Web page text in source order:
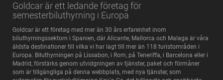
Goldcar är ett ledande företag för
semesterbiluthyrning i Europa
Goldcar är ett företag med mer än 30 års erfarenhet inom
biluthyrningssektorn i Spanien, där Alicante, Mallorca och Malaga är våra
äldsta destinationer till vilka vi har lagt till mer än 118 turistområden i
Europa. Biluthyrningen på Lissabon, i Rom, på Teneriffa, i Barcelona eller i
Madrid, förstärks genom utvidgningen av tjänster, paket och förmåner
som är tillgängliga på denna webbplats, med nya tjänster, som